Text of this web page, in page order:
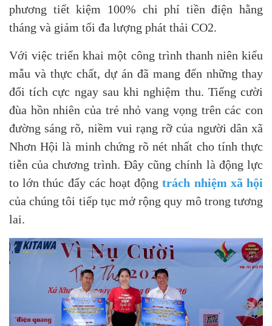
phương tiết kiệm 100% chi phí tiền điện hằng
tháng và giảm tối đa lượng phát thải CO2.
Với việc triển khai một công trình thanh niên kiểu
mẫu và thực chất, dự án đã mang đến những thay
đổi tích cực ngay sau khi nghiệm thu. Tiếng cười
đùa hồn nhiên của trẻ nhỏ vang vọng trên các con
đường sáng rõ, niềm vui rạng rỡ của người dân xã
Nhơn Hội là minh chứng rõ nét nhất cho tính thực
tiễn của chương trình. Đây cũng chính là động lực
to lớn thúc đẩy các hoạt độngtrách nhiệm xã hội
của chúng tôi tiếp tục mở rộng quy mô trong tương
lai.